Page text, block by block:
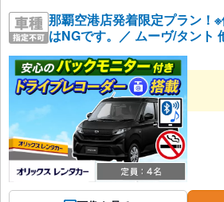
那覇空港店発着限定プラン！
はNGです。／ ムーヴ/タント